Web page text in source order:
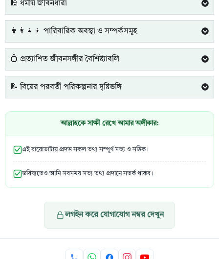
🕌 ধর্মীয় জীবনধারা
👨‍👩‍👧‍👦 পারিবারিক অবস্থা ও সম্পর্কসমূহ
💍 প্রত্যাশিত জীবনসঙ্গীর বৈশিষ্ট্যাবলি
📝 বিয়ের পরবর্তী পরিকল্পনার দৃষ্টিভঙ্গি
আল্লাহকে সাক্ষী রেখে আমার অঙ্গীকার:
এই বায়োডাটায় প্রদত্ত সকল তথ্য সম্পূর্ণ সত্য ও সঠিক।
ভবিষ্যতেও আমি সবসময় সত্য তথ্য প্রদানে সতর্ক থাকব।
লগইন করে যোগাযোগ নম্বর দেখুন